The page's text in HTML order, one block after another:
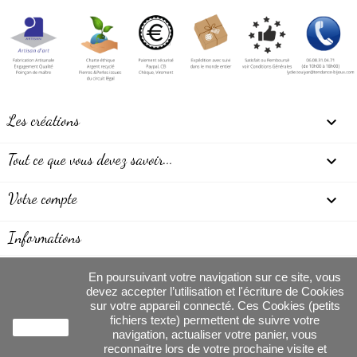
Les créations 
Tout ce que vous devez savoir... 
Votre compte 
Informations
En poursuivant votre navigation sur ce site, vous
devez accepter l’utilisation et l'écriture de Cookies
sur votre appareil connecté. Ces Cookies (petits
fichiers texte) permettent de suivre votre
navigation, actualiser votre panier, vous
reconnaitre lors de votre prochaine visite et
Tendancebijoux, création de bijoux - Tous
droits réservés